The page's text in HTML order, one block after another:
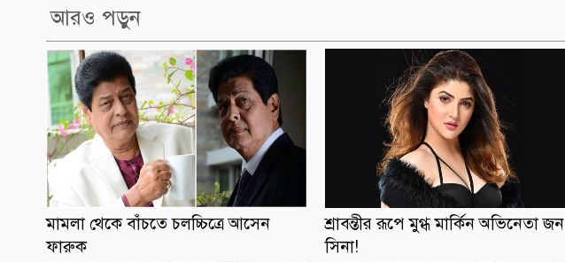
আরও পড়ুন
মামলা থেকে বাঁচতে চলচ্চিত্রে আসেন
ফারুক
শ্রাবন্তীর রূপে মুগ্ধ মার্কিন অভিনেতা জন
সিনা!